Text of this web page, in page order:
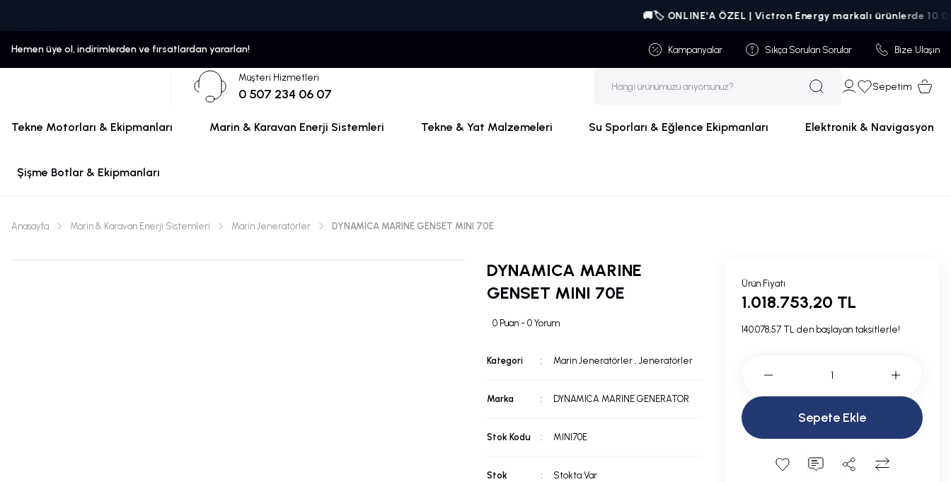
Hemen üye ol, indirimlerden ve fırsatlardan yararlan! Kampanyalar Sıkça Sorulan Sorular Bize Ulaşın
Müşteri Hizmetleri
0 507 234 06 07 Sepetim
Tekne Motorları & Ekipmanları Marin & Karavan Enerji Sistemleri Tekne & Yat Malzemeleri Su Sporları & Eğlence Ekipmanları Elektronik & Navigasyon
Şişme Botlar & Ekipmanları
🚚🏷️ ONLINE'A ÖZEL | Victron Energy markalı ürünlerde
Anasayfa Marin & Karavan Enerji Sistemleri Marin Jeneratörler DYNAMICA MARINE GENSET MINI 70E
DYNAMICA MARINE
GENSET MINI 70E
0 Puan - 0 Yorum
Kategori Marin Jeneratörler , Jeneratörler
Marka DYNAMICA MARINE GENERATOR
Stok Kodu MINI70E
Stok
Stokta Var
Ürün Fiyatı
1.018.753,20 TL
140.078,57 TL den başlayan taksitlerle!
Sepete Ekle